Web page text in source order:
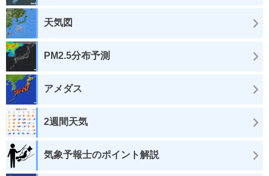
天気図
PM2.5分布予測
アメダス
2週間天気
気象予報士のポイント解説